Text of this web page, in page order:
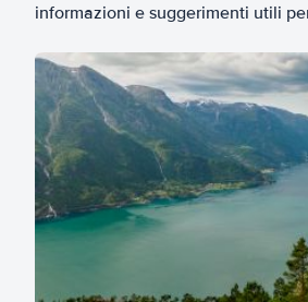
informazioni e suggerimenti utili